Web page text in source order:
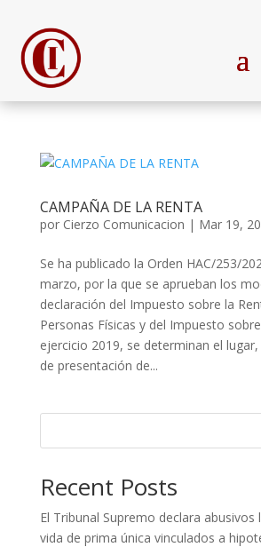
CAMPAÑA DE LA RENTA
por Cierzo Comunicacion | Mar 19,
Se ha publicado la Orden HAC/253/
marzo, por la que se aprueban los
declaración del Impuesto sobre la
Personas Físicas y del Impuesto
ejercicio 2019, se determinan el
de presentación de...
Recent Posts
El Tribunal Supremo declara abusivos
vida de prima única vinculados a